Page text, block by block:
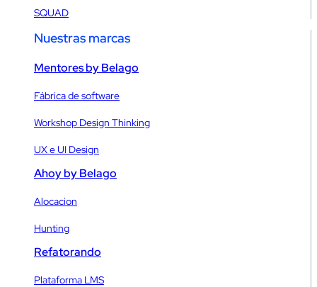
SQUAD
Nuestras marcas
Mentores by Belago
Fábrica de software
Workshop Design Thinking
UX e UI Design
Ahoy by Belago
Alocacion
Hunting
Refatorando
Plataforma LMS